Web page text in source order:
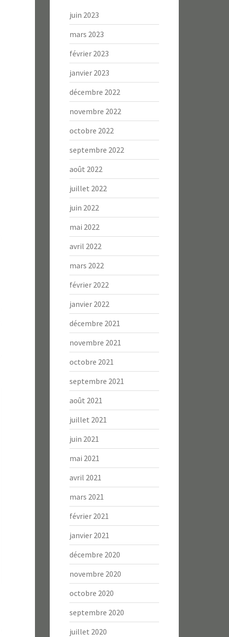
juin 2023
mars 2023
février 2023
janvier 2023
décembre 2022
novembre 2022
octobre 2022
septembre 2022
août 2022
juillet 2022
juin 2022
mai 2022
avril 2022
mars 2022
février 2022
janvier 2022
décembre 2021
novembre 2021
octobre 2021
septembre 2021
août 2021
juillet 2021
juin 2021
mai 2021
avril 2021
mars 2021
février 2021
janvier 2021
décembre 2020
novembre 2020
octobre 2020
septembre 2020
juillet 2020